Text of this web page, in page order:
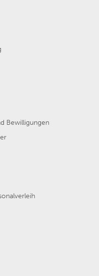
Bewilligungen